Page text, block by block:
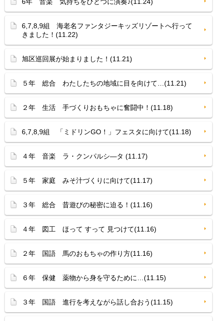
6,7,8,9組 海老名ファンタジーキッズリゾートへ行って
きました！(11.22)
旭区巡回展が始まりました！(11.21)
５年 総合 わたしたちの地域に目を向けて…(11.21)
２年 生活 手づくりおもちゃに奮闘中！(11.18)
6,7,8,9組 「ミドリンGO！」フェスタに向けて(11.18)
４年 音楽 ラ・クンパルシ—タ (11.17)
５年 家庭 みそ汁づくりに向けて(11.17)
３年 総合 昔遊びの秘密に迫る！(11.16)
４年 図工 ほって すって 見つけて(11.16)
２年 国語 馬のおもちゃの作り方(11.16)
６年 保健 薬物から身を守るために…(11.15)
３年 国語 進行を考えながら話し合おう(11.15)